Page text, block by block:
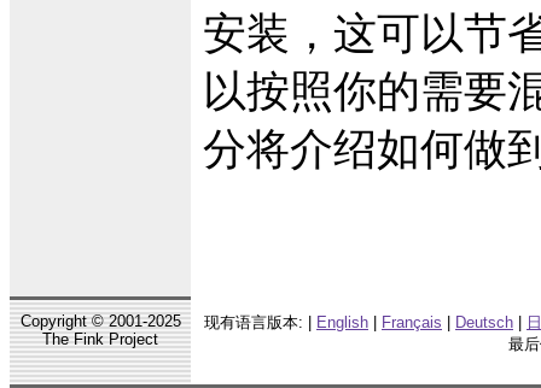
安装，这可以节
以按照你的需要
分将介绍如何做
Copyright © 2001-2025
The Fink Project
现有语言版本: | English Français Deutsch
最